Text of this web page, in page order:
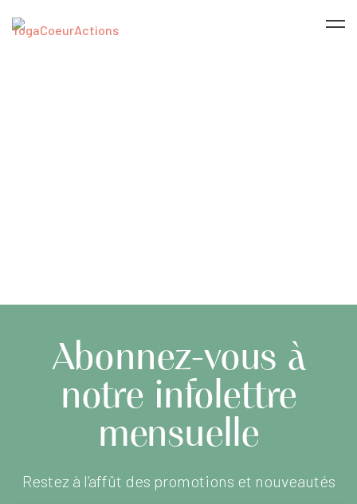
Abonnez-vous à
notre infolettre
mensuelle
Restez à l’affût des promotions et nouveautés